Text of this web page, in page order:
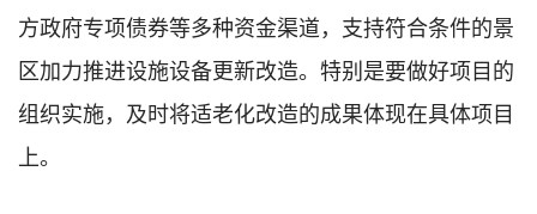
方政府专项债券等多种资金渠道，支持符合条件的景
区加力推进设施设备更新改造。特别是要做好项目的
组织实施，及时将适老化改造的成果体现在具体项目
上。